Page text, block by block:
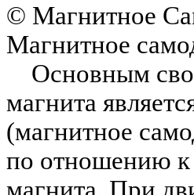
© Магнитное
Магнитное
Основным
магнита
(магнитное
по отношению
магнита. При